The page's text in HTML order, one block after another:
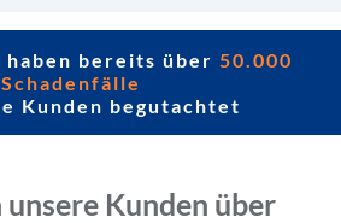
bereits über 50.000
Schadenfälle
Kunden begutachtet
unsere Kunden über